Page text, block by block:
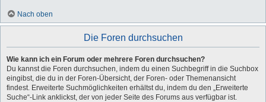
Nach oben
Die Foren durchsuchen
Wie kann ich ein Forum oder mehrere Foren durchsuchen?
Du kannst die Foren durchsuchen, indem du einen Suchbegriff in die Suchbox
eingibst, die du in der Foren-Übersicht, der Foren- oder Themenansicht
findest. Erweiterte Suchmöglichkeiten erhältst du, indem du den „Erweiterte
Suche“-Link anklickst, der von jeder Seite des Forums aus verfügbar ist.